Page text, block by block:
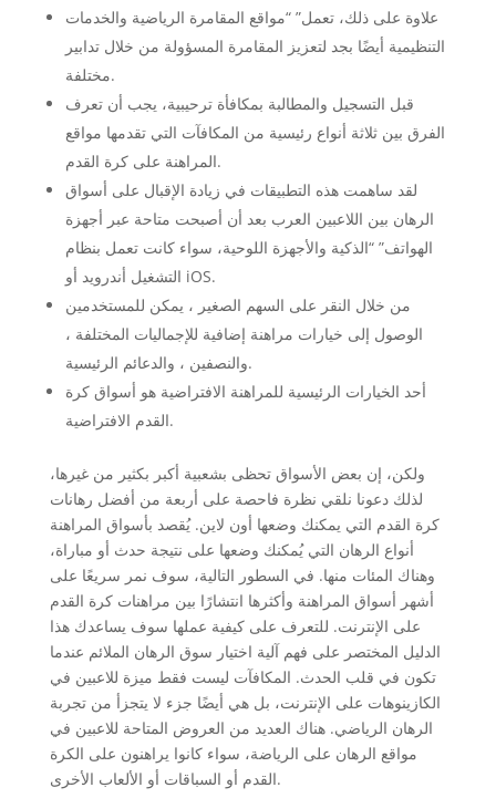
علاوة على ذلك، تعمل” “مواقع المقامرة الرياضية والخدمات
التنظيمية أيضًا بجد لتعزيز المقامرة المسؤولة من خلال تدابير
مختلفة.
قبل التسجيل والمطالبة بمكافأة ترحيبية، يجب أن تعرف
الفرق بين ثلاثة أنواع رئيسية من المكافآت التي تقدمها مواقع
المراهنة على كرة القدم.
لقد ساهمت هذه التطبيقات في زيادة الإقبال على أسواق
الرهان بين اللاعبين العرب بعد أن أصبحت متاحة عبر أجهزة
الهواتف” “الذكية والأجهزة اللوحية، سواء كانت تعمل بنظام
التشغيل أندرويد أو iOS.
من خلال النقر على السهم الصغير ، يمكن للمستخدمين
الوصول إلى خيارات مراهنة إضافية للإجماليات المختلفة ،
والنصفين ، والدعائم الرئيسية.
أحد الخيارات الرئيسية للمراهنة الافتراضية هو أسواق كرة
القدم الافتراضية.
ولكن، إن بعض الأسواق تحظى بشعبية أكبر بكثير من غيرها،
لذلك دعونا نلقي نظرة فاحصة على أربعة من أفضل رهانات
كرة القدم التي يمكنك وضعها أون لاين. يُقصد بأسواق المراهنة
أنواع الرهان التي يُمكنك وضعها على نتيجة حدث أو مباراة،
وهناك المئات منها. في السطور التالية، سوف نمر سريعًا على
أشهر أسواق المراهنة وأكثرها انتشارًا بين مراهنات كرة القدم
على الإنترنت. للتعرف على كيفية عملها سوف يساعدك هذا
الدليل المختصر على فهم آلية اختيار سوق الرهان الملائم عندما
تكون في قلب الحدث. المكافآت ليست فقط ميزة للاعبين في
الكازينوهات على الإنترنت، بل هي أيضًا جزء لا يتجزأ من تجربة
الرهان الرياضي. هناك العديد من العروض المتاحة للاعبين في
مواقع الرهان على الرياضة، سواء كانوا يراهنون على الكرة
القدم أو السباقات أو الألعاب الأخرى.